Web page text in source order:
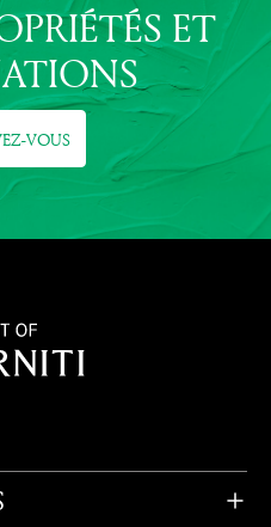
ET
VOUS